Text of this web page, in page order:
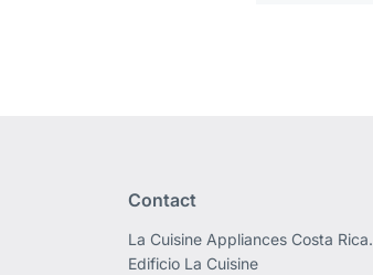
Contact
La Cuisine Appliances Costa Rica.
Edificio La Cuisine